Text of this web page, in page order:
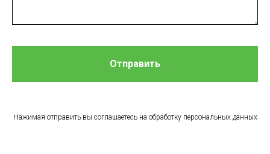
Отправить
Нажимая отправить вы соглашаетесь на обработку персональных данных